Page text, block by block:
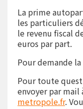
La prime
les particuliers
le revenu fiscal
euros par part.
Pour demande
Pour toute
envoyer par mail
metropole.fr.